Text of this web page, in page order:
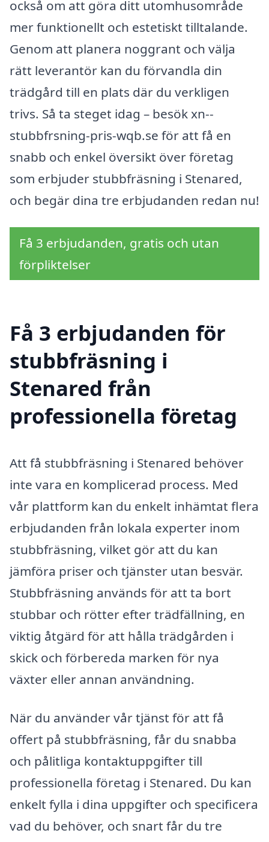
också om att göra ditt utomhusområde
mer funktionellt och estetiskt tilltalande.
Genom att planera noggrant och välja
rätt leverantör kan du förvandla din
trädgård till en plats där du verkligen
trivs. Så ta steget idag – besök xn--
stubbfrsning-pris-wqb.se för att få en
snabb och enkel översikt över företag
som erbjuder stubbfräsning i Stenared,
och begär dina tre erbjudanden redan nu!
Få 3 erbjudanden, gratis och utan
förpliktelser
Få 3 erbjudanden för
stubbfräsning i
Stenared från
professionella företag
Att få stubbfräsning i Stenared behöver
inte vara en komplicerad process. Med
vår plattform kan du enkelt inhämtat flera
erbjudanden från lokala experter inom
stubbfräsning, vilket gör att du kan
jämföra priser och tjänster utan besvär.
Stubbfräsning används för att ta bort
stubbar och rötter efter trädfällning, en
viktig åtgärd för att hålla trädgården i
skick och förbereda marken för nya
växter eller annan användning.
När du använder vår tjänst för att få
offert på stubbfräsning, får du snabba
och pålitliga kontaktuppgifter till
professionella företag i Stenared. Du kan
enkelt fylla i dina uppgifter och specificera
vad du behöver, och snart får du tre